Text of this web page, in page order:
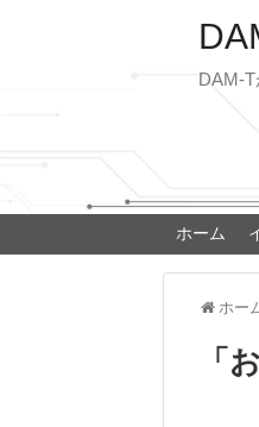
DAM-
ホーム
ホー
「